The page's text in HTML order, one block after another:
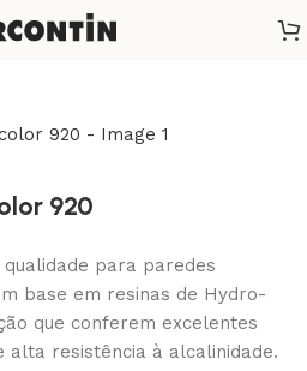
Fachadas e Telhados
920
para paredes
base em resinas de Hydro-
que conferem excelentes
alta resistência à alcalinidade.